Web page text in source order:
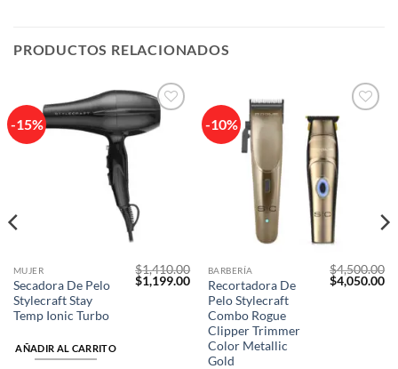
PRODUCTOS RELACIONADOS
-15%
Añadir
MUJER
Secadora De Pelo
Stylecraft Stay
Temp Ionic Turbo
$1,410.00
El
precio
$1,199.00El
precio
actual
$1,199.00.
AÑADIR AL CARRITO
-10%
BARBERÍA
Recortadora De
Pelo Stylecraft
Combo Rogue
Clipper Trimmer
Color Metallic
Gold
$4,500.00
El
precio
$4,050.00El